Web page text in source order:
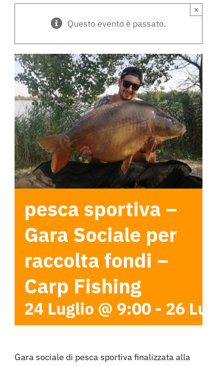
Questo evento è passato.
×
pesca sportiva –
Gara Sociale per
raccolta fondi –
Carp Fishing
24 Luglio @ 9:00 - 26
Gara sociale di pesca sportiva finalizzata alla